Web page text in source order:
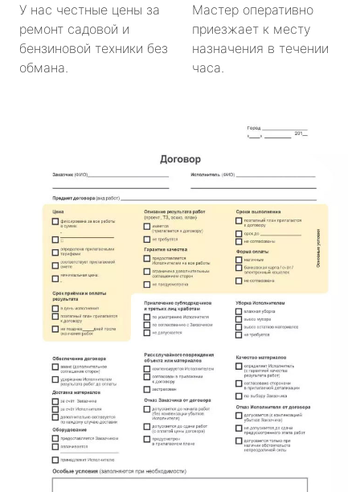
У нас честные цены за
ремонт садовой и
бензиновой техники без
обмана.
Мастер оперативно
приезжает к месту
назначения в течении
часа.